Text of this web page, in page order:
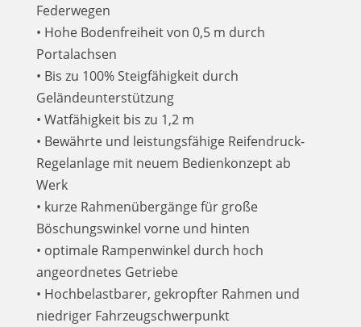
Federwegen
• Hohe Bodenfreiheit von 0,5 m durch
Portalachsen
• Bis zu 100% Steigfähigkeit durch
Geländeunterstützung
• Watfähigkeit bis zu 1,2 m
• Bewährte und leistungsfähige Reifendruck-
Regelanlage mit neuem Bedienkonzept ab
Werk
• kurze Rahmenübergänge für große
Böschungswinkel vorne und hinten
• optimale Rampenwinkel durch hoch
angeordnetes Getriebe
• Hochbelastbarer, gekropfter Rahmen und
niedriger Fahrzeugschwerpunkt